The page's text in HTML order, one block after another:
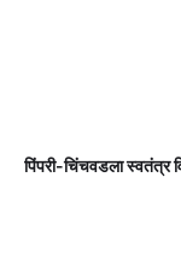
पिंपरी-चिंचवडला स्वतंत्र